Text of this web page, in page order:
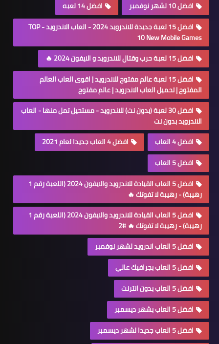
افضل 10 لشهر نوفمبر
افضل 14 لعبه
افضل 15 لعبة جديدة للاندرويد 2024 - العاب الاندرويد - TOP
10 New Mobile Games
افضل 15 لعبة حرب وقتال للاندرويد و الايفون 2024 🔥
افضل 15 لعبة عالم مفتوح للاندرويد | اقوى العاب العالم
المفتوح | تحميل العاب الاندرويد | عالم مفتوح
افضل 30 لعبة (بدون نت) للاندرويد - مستحيل تمل منها - العاب
الاندرويد بدون نت
افضل 4 العاب
افضل 4 العاب جديدا لعام 2021
افضل 5 العاب
افضل 5 العاب القيادة للاندرويد والايفون 2024 (اللعبة رقم 1
رهيبة) - رهيبة لا تفوتك 🔥
افضل 5 العاب القيادة للاندرويد والايفون 2024 (اللعبة رقم 1
رهيبة) - رهيبة لا تفوتك 🔥 #2
افضل 5 العاب اندرويد لشهر نوفمبر
افضل 5 العاب بجرافيك عالي
افضل 5 العاب بدون انترنت
افضل 5 العاب بشهر ديسمبر
افضل 5 العاب جديدا لشهر ديسمبر